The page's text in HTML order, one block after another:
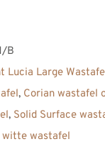
B
Lucia Large
, Corian wastafel
, Solid Surface
witte wastafel